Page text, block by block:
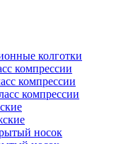
колготки
компрессии
компрессии
компрессии
носок